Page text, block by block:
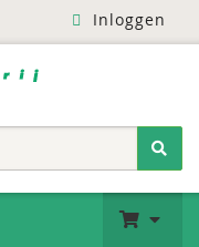
Inloggen